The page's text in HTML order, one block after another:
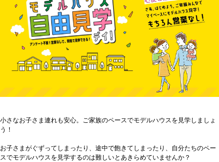
小さなお子さま連れも安心。ご家族のペースでモデルハウスを見学しましょ
う！
お子さまがぐずってしまったり、途中で飽きてしまったり、自分たちのペー
スでモデルハウスを見学するのは難しいとあきらめていませんか？